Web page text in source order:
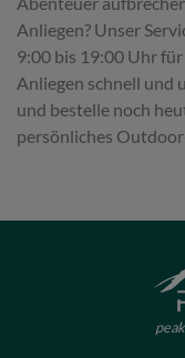
Anliegen? Unser
9:00 bis 19:00 Uhr
Anliegen schnell und
und bestelle noch
persönliches